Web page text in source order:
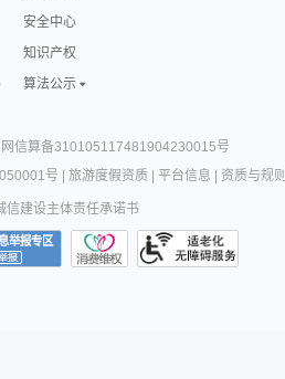
安全中心
知识产权
算法公示
网信算备310105117481904230015号
号 旅游度假资质| 平台信息 资质与规则
信建设主体责任承诺书